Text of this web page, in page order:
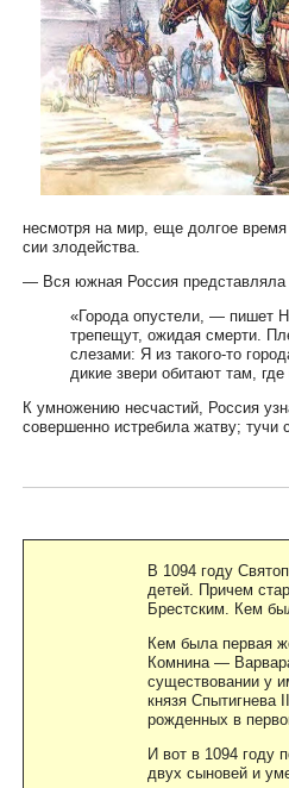
несмотря на мир, еще долгое
сии злодейства.
— Вся южная Россия представляла
«Города опустели, — пишет
трепещут, ожидая смерти.
слезами: Я из такого-то
дикие звери обитают там,
К умножению несчастий, Россия
совершенно истребила жатву; тучи
В 1094 году
детей. Причем
Брестским. Кем
Кем была первая
Комнина —
существовании у
князя Спытигнева
рожденных в
И вот в 1094 году
двух сыновей и